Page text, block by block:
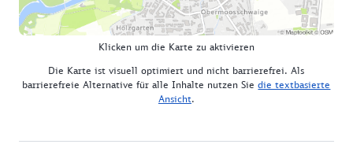
Klicken um die Karte zu aktivieren
Die Karte ist visuell optimiert und nicht barrierefrei. Als
barrierefreie Alternative für alle Inhalte nutzen Siedie textbasierte
Ansicht.